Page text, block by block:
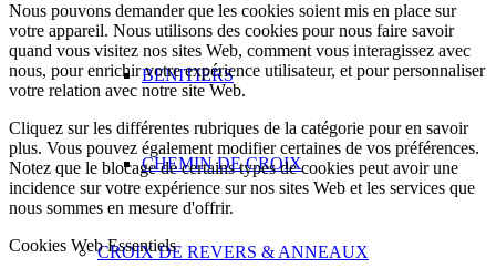
BENITIERS
CHEMIN DE CROIX
CROIX DE REVERS & ANNEAUX
Nous pouvons demander que les cookies soient mis en place sur
votre appareil. Nous utilisons des cookies pour nous faire savoir
quand vous visitez nos sites Web, comment vous interagissez avec
nous, pour enrichir votre expérience utilisateur, et pour personnaliser
votre relation avec notre site Web.
Cliquez sur les différentes rubriques de la catégorie pour en savoir
plus. Vous pouvez également modifier certaines de vos préférences.
Notez que le blocage de certains types de cookies peut avoir une
incidence sur votre expérience sur nos sites Web et les services que
nous sommes en mesure d'offrir.
Cookies Web Essentiels